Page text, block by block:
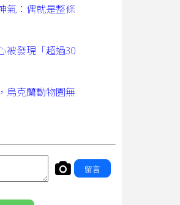
氣：偶就是整條
被發現「超過30
烏克蘭動物園無